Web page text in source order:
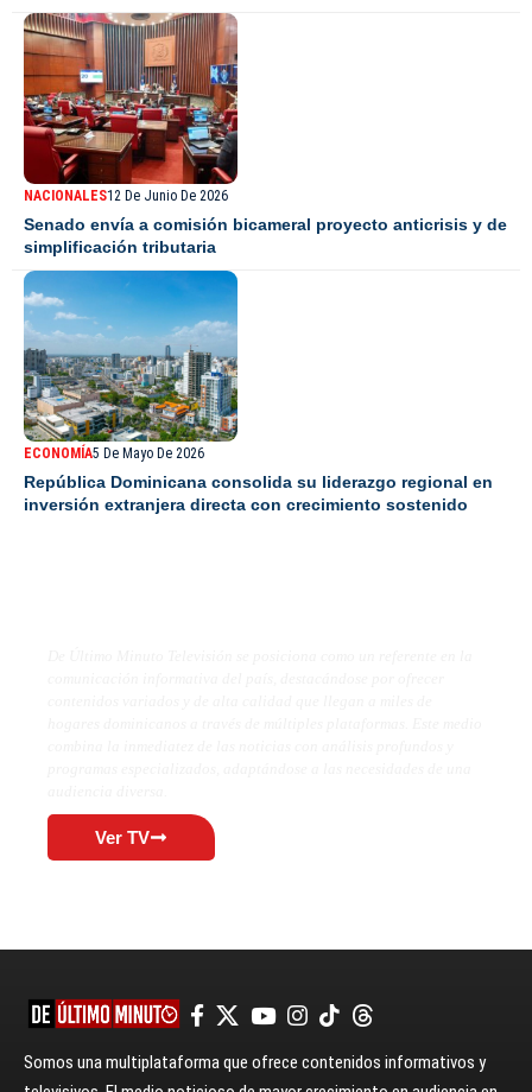
NACIONALES12 De Junio De 2026
Senado envía a comisión bicameral proyecto anticrisis y de
simplificación tributaria
ECONOMÍA5 De Mayo De 2026
República Dominicana consolida su liderazgo regional en
inversión extranjera directa con crecimiento sostenido
Ver TV
Somos una multiplataforma que ofrece contenidos informativos y